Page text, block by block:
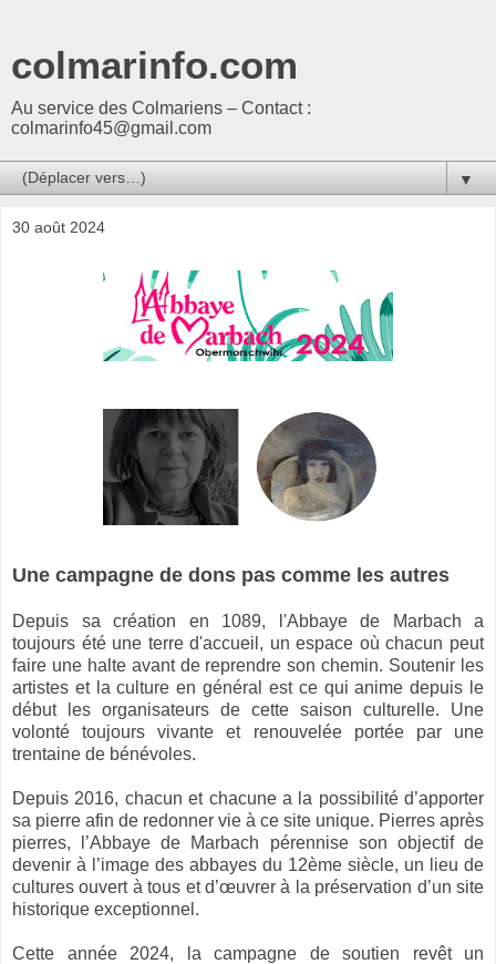
colmarinfo.com
Au service des Colmariens – Contact :
colmarinfo45@gmail.com
▼
30 août 2024
Une campagne de dons pas comme les autres
Depuis sa création en 1089, l'Abbaye de Marbach a
toujours été une terre d'accueil, un espace où chacun peut
faire une halte avant de reprendre son chemin. Soutenir les
artistes et la culture en général est ce qui anime depuis le
début les organisateurs de cette saison culturelle. Une
volonté toujours vivante et renouvelée portée par une
trentaine de bénévoles.
Depuis 2016, chacun et chacune a la possibilité d’apporter
sa pierre afin de redonner vie à ce site unique. Pierres après
pierres, l’Abbaye de Marbach pérennise son objectif de
devenir à l’image des abbayes du 12ème siècle, un lieu de
cultures ouvert à tous et d’œuvrer à la préservation d’un site
historique exceptionnel.
Cette année 2024, la campagne de soutien revêt un